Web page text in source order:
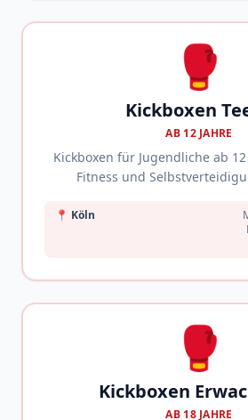
🥊
Kickboxen
AB 12 JAHRE
Kickboxen für Jugendliche ab
Fitness und
📍 Köln
🥊
Kickboxen
AB 18 JAHRE